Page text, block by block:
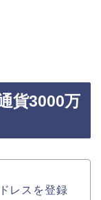
貨3000万
レスを登録